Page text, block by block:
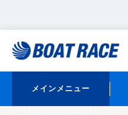
メインメニュー